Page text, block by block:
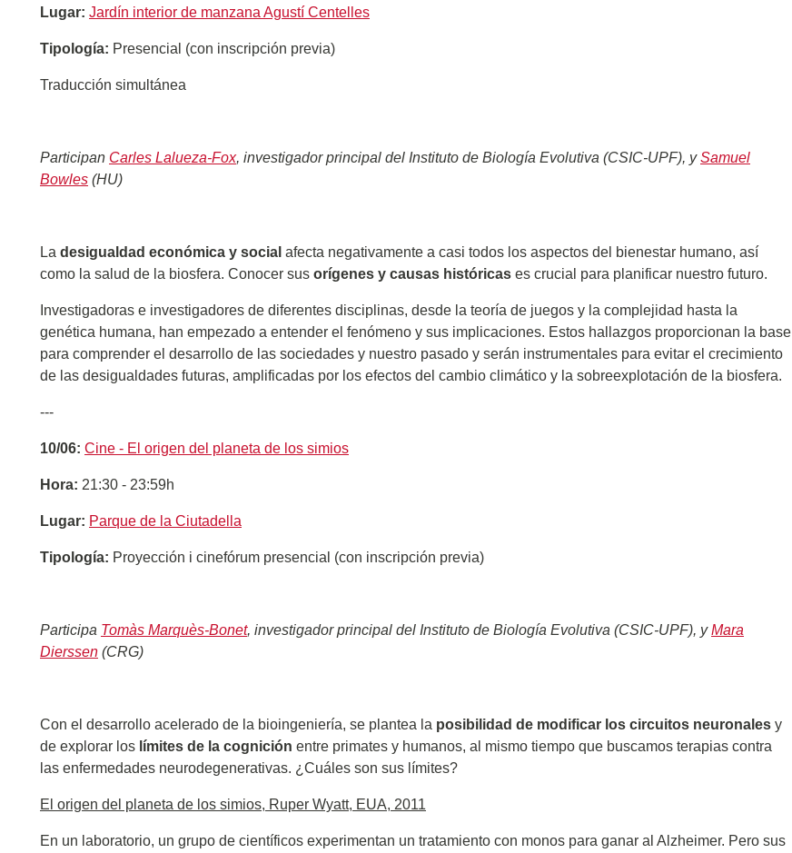
Lugar: Jardín interior de manzana Agustí Centelles
Tipología: Presencial (con inscripción previa)
Traducción simultánea
Participan Carles Lalueza-Fox, investigador principal del Instituto de Biología Evolutiva (CSIC-UPF), ySamuel
Bowles (HU)
La desigualdad económica y social afecta negativamente a casi todos los aspectos del bienestar humano, así
como la salud de la biosfera. Conocer sus orígenes y causas históricas es crucial para planificar nuestro futuro.
Investigadoras e investigadores de diferentes disciplinas, desde la teoría de juegos y la complejidad hasta la
genética humana, han empezado a entender el fenómeno y sus implicaciones. Estos hallazgos proporcionan la base
para comprender el desarrollo de las sociedades y nuestro pasado y serán instrumentales para evitar el crecimiento
de las desigualdades futuras, amplificadas por los efectos del cambio climático y la sobreexplotación de la biosfera.
---
10/06: Cine - El origen del planeta de los simios
Hora: 21:30 - 23:59h
Lugar: Parque de la Ciutadella
Tipología: Proyección i cinefórum presencial (con inscripción previa)
Participa Tomàs Marquès-Bonet, investigador principal del Instituto de Biología Evolutiva (CSIC-UPF), yMara
Dierssen (CRG)
Con el desarrollo acelerado de la bioingeniería, se plantea la posibilidad de modificar los circuitos neuronales y
de explorar los límites de la cognición entre primates y humanos, al mismo tiempo que buscamos terapias contra
las enfermedades neurodegenerativas. ¿Cuáles son sus límites?
El origen del planeta de los simios, Ruper Wyatt, EUA, 2011
En un laboratorio, un grupo de científicos experimentan un tratamiento con monos para ganar al Alzheimer. Pero sus